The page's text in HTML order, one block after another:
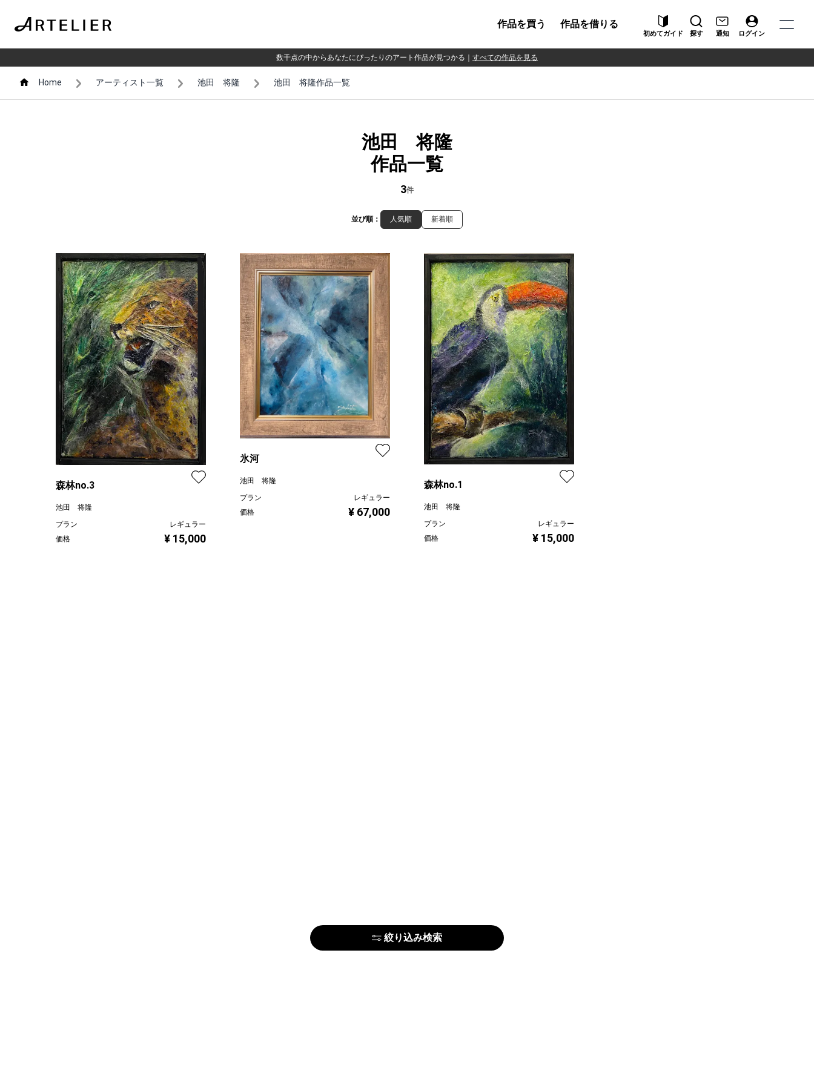
作品を買う 作品を借りる
初めてガイド 探す 通知 ログイン
数千点の中からあなたにぴったりのアート作品が見つかる すべての作品を見る
Home アーティスト一覧 池田 将隆 池田 将隆作品一覧
池田 将隆
作品一覧
3件
並び順： 人気順 新着順
森林no.3
池田 将隆
プラン
レギュラー
価格
¥ 15,000
氷河
池田 将隆
プラン
レギュラー
価格
¥ 67,000
森林no.1
池田 将隆
プラン
レギュラー
価格
¥ 15,000
絞り込み検索